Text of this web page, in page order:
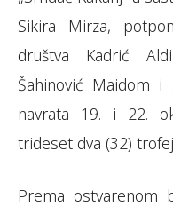
Sikira Mirza,
društva Kadrić
Šahinović Maidom
navrata 19. i 22.
trideset dva (32)
Prema ostvarenom